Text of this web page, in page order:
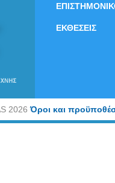
ΕΚΘΕΣΕΙΣ
2026Όροι και